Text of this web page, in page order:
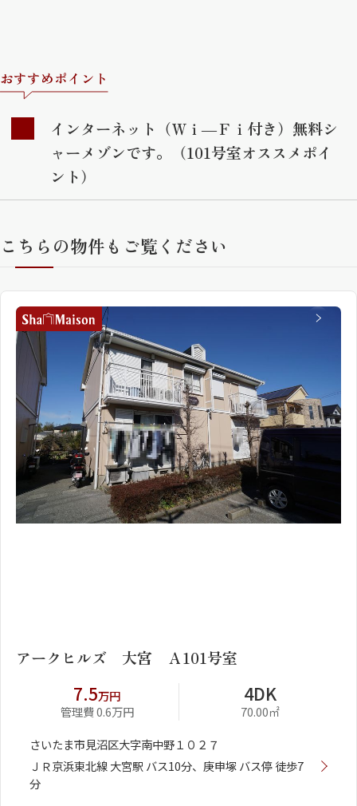
おすすめポイント
インターネット（Ｗｉ―Ｆｉ付き）無料シ
ャーメゾンです。（101号室オススメポイ
ント）
こちらの物件もご覧ください
アークヒルズ 大宮 Ａ101号室
7.5万円
管理費 0.6万円
4DK
70.00㎡
さいたま市見沼区大字南中野１０２７
ＪＲ京浜東北線 大宮駅 バス10分、庚申塚 バス停 徒歩7
分